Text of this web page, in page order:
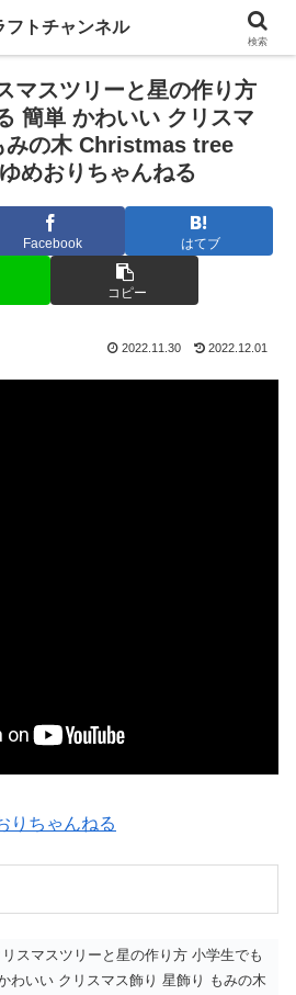
マスツリーと星の作り方
簡単 かわいい クリスマ
みの木 Christmas tree
めおりちゃんねる
Facebook はてブ
コピー
2022.11.30 2022.12.01
りちゃんねる
リスマスツリーと星の作り方 小学生でも
わいい クリスマス飾り 星飾り もみの木
フトチャンネル
検索